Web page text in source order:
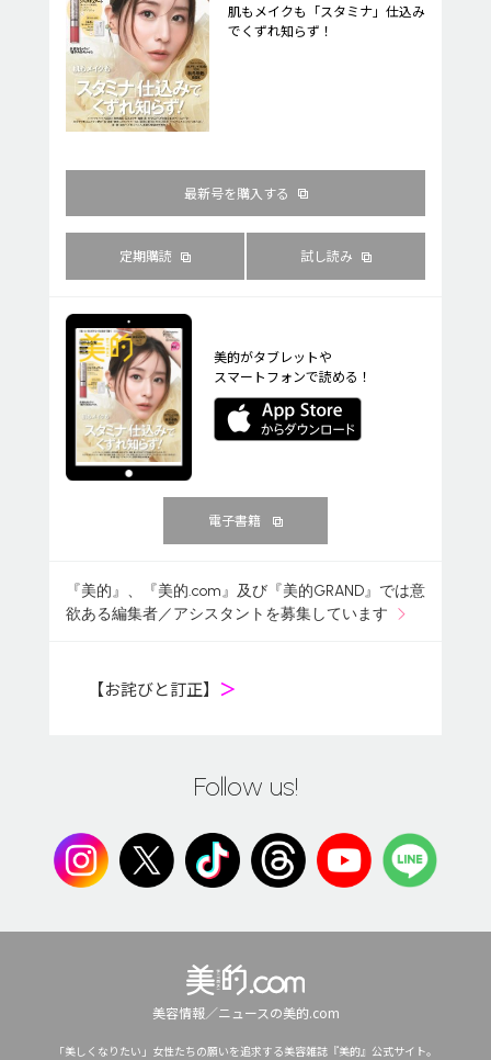
肌もメイクも「スタミナ」仕込み
でくずれ知らず！
最新号を購入する
定期購読 試し読み
美的がタブレットや
スマートフォンで読める！
電子書籍
『美的』、『美的.com』及び『美的GRAND』では意
欲ある編集者／アシスタントを募集しています
【お詫びと訂正】 ＞
Follow us!
美容情報／ニュースの美的.com
「美しくなりたい」女性たちの願いを追求する美容雑誌『美的』公式サイト。